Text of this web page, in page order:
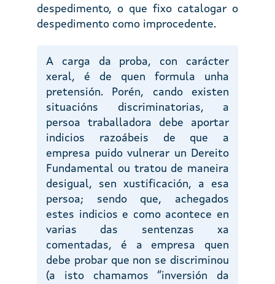
despedimento, o que fixo catalogar o
despedimento como improcedente.
A carga da proba, con carácter
xeral, é de quen formula unha
pretensión. Porén, cando existen
situacións discriminatorias, a
persoa traballadora debe aportar
indicios razoábeis de que a
empresa puido vulnerar un Dereito
Fundamental ou tratou de maneira
desigual, sen xustificación, a esa
persoa; sendo que, achegados
estes indicios e como acontece en
varias das sentenzas xa
comentadas, é a empresa quen
debe probar que non se discriminou
(a isto chamamos “inversión da